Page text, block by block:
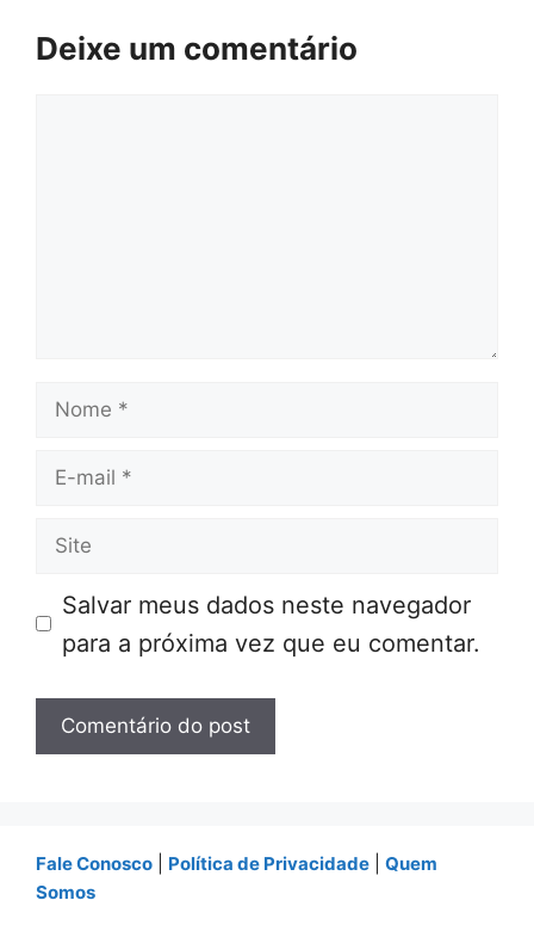
Deixe um comentário
Nome
E-
Site
Salvar meus dados neste navegador
para a próxima vez que eu comentar.
Fale Conosco Política de Privacidade
Quem
Somos